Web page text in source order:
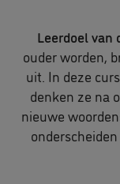
Leerdoel van
ouder worden,
uit. In deze
denken ze na
nieuwe